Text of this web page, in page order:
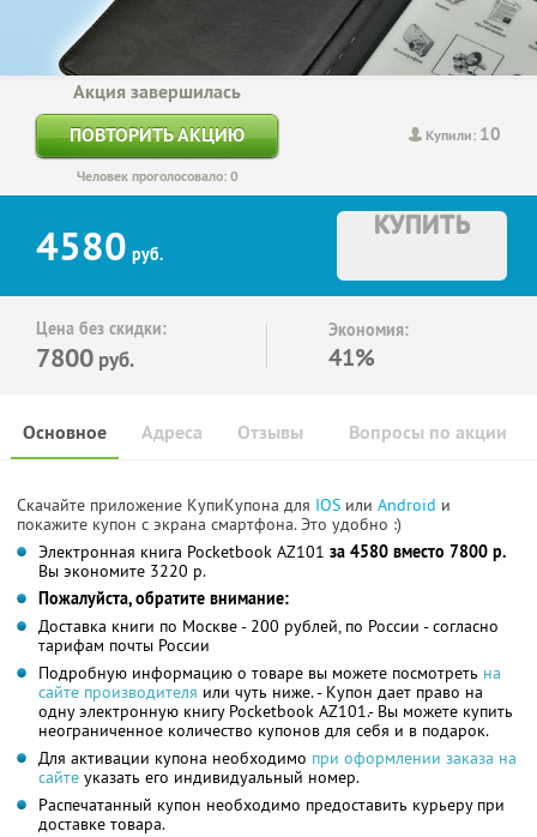
Купили: 10
Акция завершилась
ПОВТОРИТЬ АКЦИЮ
Человек проголосовало: 0
4580 руб.
КУПИТЬ
Цена без скидки:
7800 руб.
Экономия:
41%
Основное Отзывы Вопросы по акции
Адреса
Скачайте приложение КупиКупона для IOS или Android и
покажите купон с экрана смартфона. Это удобно :)
Электронная книга Pocketbook AZ101 за 4580 вместо 7800 р.
Вы экономите 3220 р.
Пожалуйста, обратите внимание:
Доставка книги по Москве - 200 рублей, по России - согласно
тарифам почты России
Подробную информацию о товаре вы можете посмотреть на
сайте производителя или чуть ниже. - Купон дает право на
одну электронную книгу Pocketbook AZ101.- Вы можете купить
неограниченное количество купонов для себя и в подарок.
Для активации купона необходимо при оформлении заказа на
сайте указать его индивидуальный номер.
Распечатанный купон необходимо предоставить курьеру при
доставке товара.